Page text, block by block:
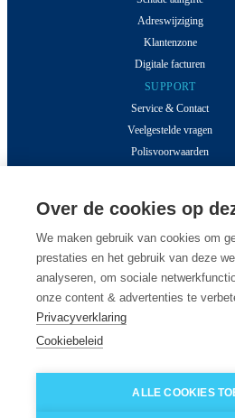
Adreswijziging
Klantenzone
Digitale facturen
SUPPORT
Service & Contact
Veelgestelde vragen
Polisvoorwaarden
Klantverhalen
Over ons
Onze kantoren
Vacatures
© 2026 Van Dessel - Alle rechten
Over de cookies op
We maken gebruik van cookies om
prestaties en het gebruik van deze
analyseren, om sociale
onze content & advertenties te
Privacyverklaring
Cookiebeleid
ALLE COOKIES